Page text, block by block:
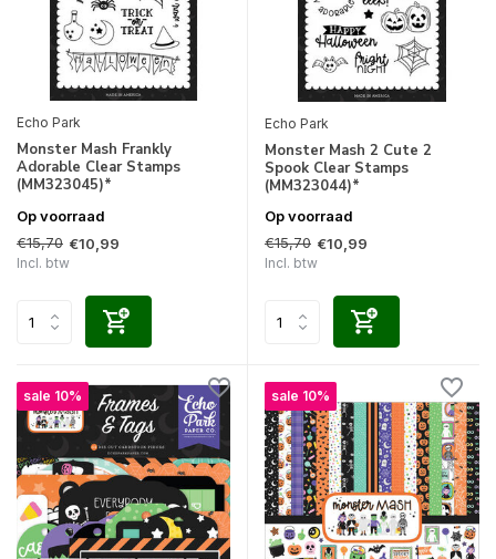
Echo Park
Monster Mash Frankly
Adorable Clear Stamps
(MM323045)*
Op voorraad
€15,70 €10,99
Incl. btw
Echo Park
Monster Mash 2 Cute 2
Spook Clear Stamps
(MM323044)*
Op voorraad
€15,70 €10,99
Incl. btw
sale 10% sale 10%